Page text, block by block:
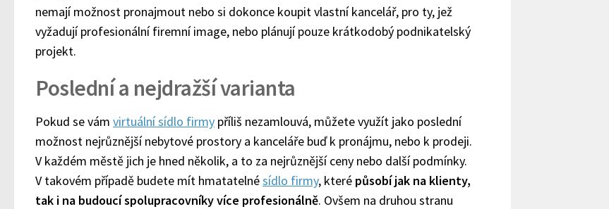
nemají možnost pronajmout nebo si dokonce koupit vlastní kancelář, pro ty, jež
vyžadují profesionální firemní image, nebo plánují pouze krátkodobý podnikatelský
projekt.
Poslední a nejdražší varianta
Pokud se vám virtuální sídlo firmy příliš nezamlouvá, můžete využít jako poslední
možnost nejrůznější nebytové prostory a kanceláře buď k pronájmu, nebo k prodeji.
V každém městě jich je hned několik, a to za nejrůznější ceny nebo další podmínky.
V takovém případě budete mít hmatatelnésídlo firmy, které působí jak na klienty,
tak i na budoucí spolupracovníky více profesionálně. Ovšem na druhou stranu